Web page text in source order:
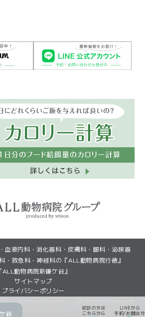
谷
初診の方は
こちらから
LINEから
予約/お問合せ
(GoogleMapで見る)
から予約 (再診)Web予約
(GoogleMapで見る)
から予約 (再診)Web予約
血液内科・消化器科・皮膚科・眼科・泌尿器
・救急科・神経科の『ALL動物病院行徳』
ALL動物病院新鎌ケ谷』
サイトマップ
プライバシーポリシー
Hospital Gyoutoku , All Rights Reserved.